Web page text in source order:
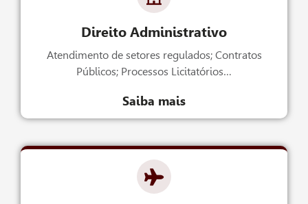
Direito Administrativo
Atendimento de setores regulados; Contratos
Públicos; Processos Licitatórios…
Saiba mais